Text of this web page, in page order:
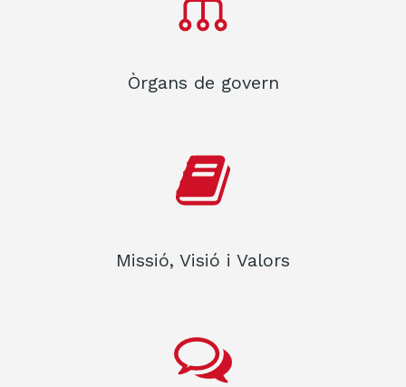
Òrgans de govern
Missió, Visió i Valors